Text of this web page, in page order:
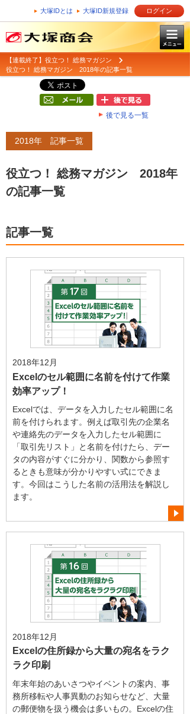
大塚IDとは 大塚ID新規登録 ログイン
【連載終了】役立つ！ 総務マガジン
役立つ！ 総務マガジン 2018年の記事一覧
後で見る一覧
2018年 記事一覧
役立つ！ 総務マガジン 2018年
の記事一覧
記事一覧
2018年12月
Excelのセル範囲に名前を付けて作業
効率アップ！
Excelでは、データを入力したセル範囲に名
前を付けられます。例えば取引先の企業名
や連絡先のデータを入力したセル範囲に
「取引先リスト」と名前を付けたら、デー
タの内容がすぐに分かり、関数から参照す
るときも意味が分かりやすい式にできま
す。今回はこうした名前の活用法を解説し
ます。
2018年12月
Excelの住所録から大量の宛名をラク
ラク印刷
年末年始のあいさつやイベントの案内、事
務所移転や人事異動のお知らせなど、大量
の郵便物を扱う機会は多いもの。Excelの住